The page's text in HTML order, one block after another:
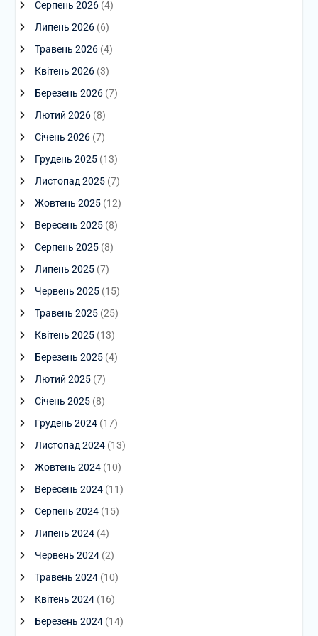
Серпень 2026(4)
Липень 2026(6)
Травень 2026(4)
Квітень 2026(3)
Березень 2026(7)
Лютий 2026(8)
Січень 2026(7)
Грудень 2025(13)
Листопад 2025(7)
Жовтень 2025(12)
Вересень 2025(8)
Серпень 2025(8)
Липень 2025(7)
Червень 2025(15)
Травень 2025(25)
Квітень 2025(13)
Березень 2025(4)
Лютий 2025(7)
Січень 2025(8)
Грудень 2024(17)
Листопад 2024(13)
Жовтень 2024(10)
Вересень 2024(11)
Серпень 2024(15)
Липень 2024(4)
Червень 2024(2)
Травень 2024(10)
Квітень 2024(16)
Березень 2024(14)